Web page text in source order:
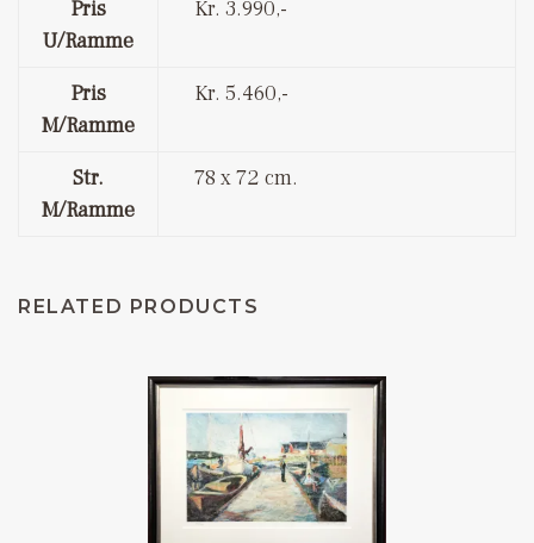
Pris
U/ramme
Kr. 3.990,-
Pris
M/ramme
Kr. 5.460,-
Str.
M/ramme
78 x 72 cm.
RELATED PRODUCTS